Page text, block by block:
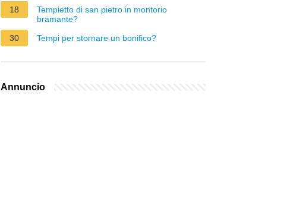
18
Tempietto di san pietro in montorio
bramante?
30
Tempi per stornare un bonifico?
Annuncio